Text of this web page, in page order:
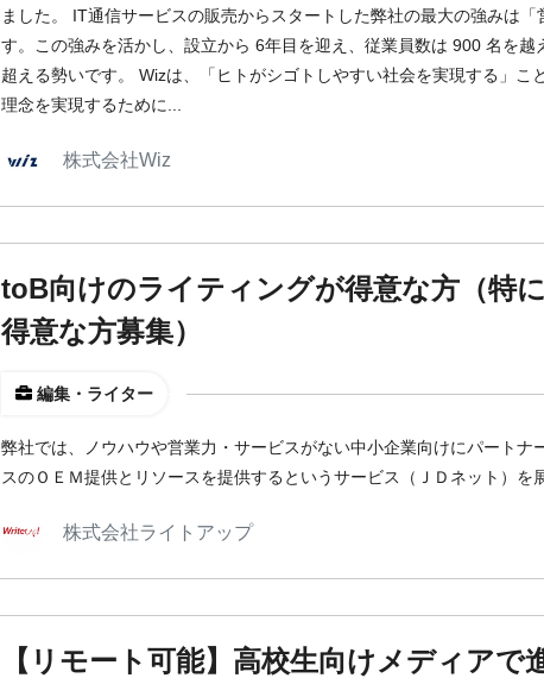
ました。 IT通信サービスの販売からスタートした弊社の最大の強みは
す。この強みを活かし、設立から 6年目を迎え、従業員数は 900 名を越
超える勢いです。 Wizは、「ヒトがシゴトしやすい社会を実現する」こ
理念を実現するために...
株式会社Wiz
toB向けのライティングが得意な方（特
得意な方募集）
編集・ライター
弊社では、ノウハウや営業力・サービスがない中小企業向けにパートナ
スのＯＥＭ提供とリソースを提供するというサービス（ＪＤネット）を
株式会社ライトアップ
【リモート可能】高校生向けメディアで